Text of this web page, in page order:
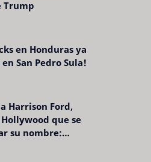
Trump
en Honduras ya
San Pedro Sula!
Harrison Ford,
que se
su nombre: